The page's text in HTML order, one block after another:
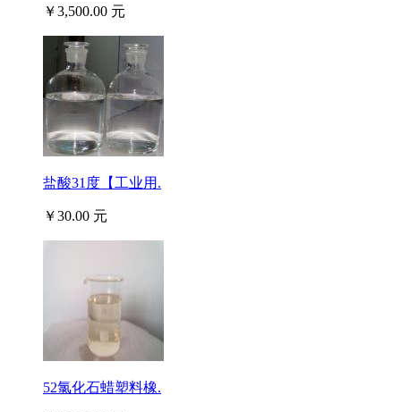
￥3,500.00 元
盐酸31度【工业用.
￥30.00 元
52氯化石蜡塑料橡.